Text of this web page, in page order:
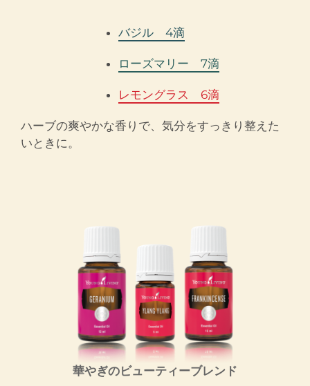
バジル 4滴
ローズマリー 7滴
レモングラス 6滴
ハーブの爽やかな香りで、気分をすっきり整えた
いときに。
華やぎのビューティーブレンド